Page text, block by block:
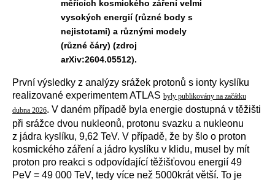
měřících kosmického záření velmi
vysokých energií (různé body s
nejistotami) a různými modely
(různé čáry) (zdroj
arXiv:2604.05512).
První výsledky z analýzy srážek protonů s ionty kyslíku
realizované experimentem ATLAS byly publikovány na začátku
dubna 2026. V daném případě byla energie dostupná v těžišti
při srážce dvou nukleonů, protonu svazku a nukleonu
z jádra kyslíku, 9,62 TeV. V případě, že by šlo o proton
kosmického záření a jádro kyslíku v klidu, musel by mít
proton pro reakci s odpovídající těžišťovou energií 49
PeV = 49 000 TeV, tedy více než 5000krát větší. To je